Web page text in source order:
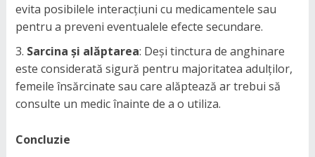
evita posibilele interacțiuni cu medicamentele sau
pentru a preveni eventualele efecte secundare.
Sarcina și alăptarea: Deși tinctura de anghinare
este considerată sigură pentru majoritatea adulților,
femeile însărcinate sau care alăptează ar trebui să
consulte un medic înainte de a o utiliza.
Concluzie